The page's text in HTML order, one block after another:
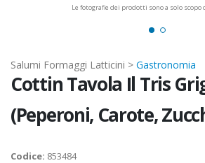
Le fotografie dei prodotti sono a solo
Salumi Formaggi Latticini > Gastronomia
Cottin Tavola Il Tris
(Peperoni, Carote,
Codice: 853484